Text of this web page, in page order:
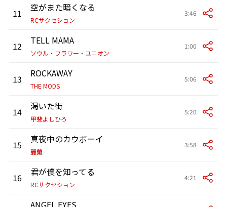
11 空がまた暗くなる
RCサクセション
3:46
12 TELL MAMA
ソウル・フラワー・ユニオン
1:00
13 ROCKAWAY
THE MODS
5:06
14 渇いた街
甲斐よしひろ
5:20
15 真夜中のカウボーイ
麗蘭
3:58
16 君が僕を知ってる
RCサクセション
4:21
ANGEL EYES